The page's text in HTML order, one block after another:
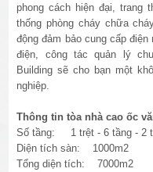
phong cách hiện đại, trang
thống phòng cháy chữa
động đảm bảo cung cấp
điện, công tác quản lý
Building sẽ cho bạn một
nghiệp.
Thông tin tòa nhà cao ốc
Số tầng: 1 trệt - 6 tầng - 2
Diện tích sàn: 1000m2
Tổng diện tích: 7000m2